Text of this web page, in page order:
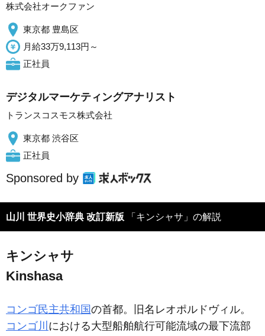
株式会社オークファン
東京都 豊島区
月給33万9,113円～
正社員
デジタルマーケティングアナリスト
トランスコスモス株式会社
東京都 渋谷区
正社員
Sponsored by
山川 世界史小辞典 改訂新版 「キンシャサ」の解説
キンシャサ
Kinshasa
コンゴ民主共和国の首都。旧名レオポルドヴィル。
コンゴ川 における大型船舶航行可能流域の最下流部